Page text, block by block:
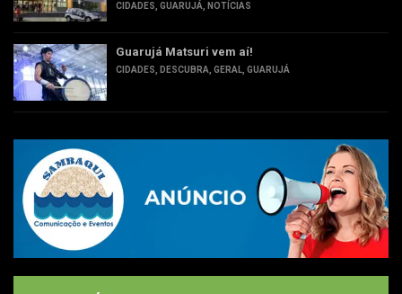
CIDADES, GUARUJÁ, NOTÍCIAS
Guarujá Matsuri vem aí!
CIDADES, DESCUBRA, GERAL, GUARUJÁ